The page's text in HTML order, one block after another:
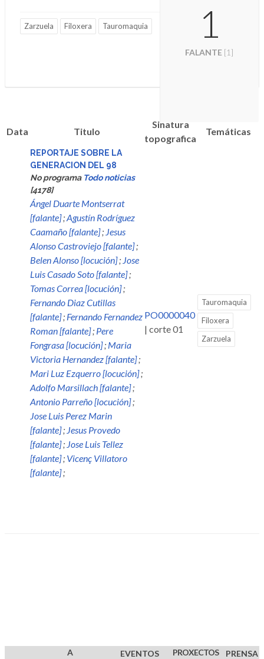
Zarzuela Filoxera Tauromaquia 1
FALANTE [1]
Data Titulo
Sinatura
topografica
Temáticas
REPORTAJE SOBRE LA
GENERACION DEL 98
No programa Todo noticias
[4178]
Ángel Duarte Montserrat
[falante];Agustín Rodríguez
Caamaño [falante]; Jesus
Alonso Castroviejo [falante];
Belen Alonso [locución]; Jose
Luis Casado Soto [falante];
Tomas Correa [locución];
Fernando Diaz Cutillas
[falante]; Fernando Fernandez
Roman [falante]; Pere
Fongrasa [locución]; Maria
Victoria Hernandez [falante];
Mari Luz Ezquerro [locución];
Adolfo Marsillach [falante];
Antonio Parreño [locución];
Jose Luis Perez Marin
[falante]; Jesus Provedo
[falante]; Jose Luis Tellez
[falante]; Vicenç Villatoro
[falante];
PO0000040
| corte 01
Tauromaquia
Filoxera
Zarzuela
A
EVENTOS
PROXECTOS
PRENSA